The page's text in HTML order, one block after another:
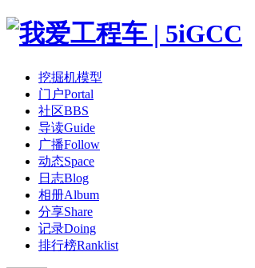
挖掘机模型
门户Portal
社区BBS
导读Guide
广播Follow
动态Space
日志Blog
相册Album
分享Share
记录Doing
排行榜Ranklist